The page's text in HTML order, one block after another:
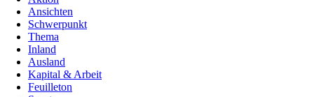
Ansichten
Schwerpunkt
Thema
Inland
Ausland
Kapital & Arbeit
Feuilleton